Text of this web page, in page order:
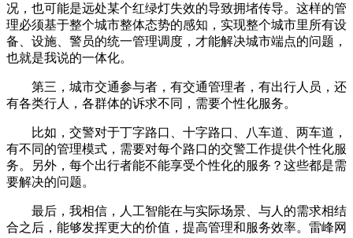
况，也可能是远处某个红绿灯失效的导致拥堵传导。这样的管
理必须基于整个城市整体态势的感知，实现整个城市里所有设
备、设施、警员的统一管理调度，才能解决城市端点的问题，
也就是我说的一体化。
第三，城市交通参与者，有交通管理者，有出行人员，还
有各类行人，各群体的诉求不同，需要个性化服务。
比如，交警对于丁字路口、十字路口、八车道、两车道，
有不同的管理模式，需要对每个路口的交警工作提供个性化服
务。另外，每个出行者能不能享受个性化的服务？这些都是需
要解决的问题。
最后，我相信，人工智能在与实际场景、与人的需求相结
合之后，能够发挥更大的价值，提高管理和服务效率。雷峰网